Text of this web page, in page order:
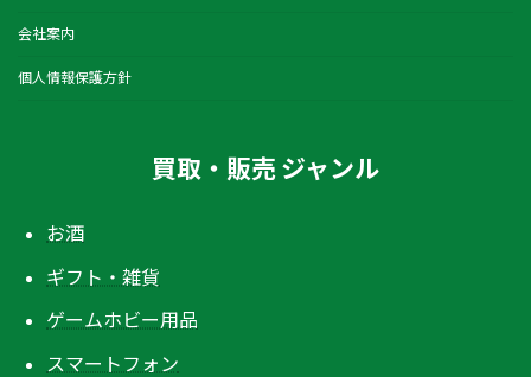
会社案内
個人情報保護方針
買取・販売 ジャンル
お酒
ギフト・雑貨
ゲームホビー用品
スマートフォン